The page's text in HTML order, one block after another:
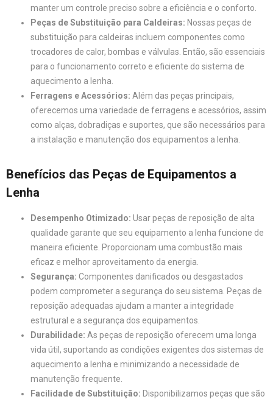
manter um controle preciso sobre a eficiência e o conforto.
Peças de Substituição para Caldeiras: Nossas peças de
substituição para caldeiras incluem componentes como
trocadores de calor, bombas e válvulas. Então, são essenciais
para o funcionamento correto e eficiente do sistema de
aquecimento a lenha.
Ferragens e Acessórios: Além das peças principais,
oferecemos uma variedade de ferragens e acessórios, assim
como alças, dobradiças e suportes, que são necessários para
a instalação e manutenção dos equipamentos a lenha.
Benefícios das Peças de Equipamentos a
Lenha
Desempenho Otimizado: Usar peças de reposição de alta
qualidade garante que seu equipamento a lenha funcione de
maneira eficiente. Proporcionam uma combustão mais
eficaz e melhor aproveitamento da energia.
Segurança: Componentes danificados ou desgastados
podem comprometer a segurança do seu sistema. Peças de
reposição adequadas ajudam a manter a integridade
estrutural e a segurança dos equipamentos.
Durabilidade: As peças de reposição oferecem uma longa
vida útil, suportando as condições exigentes dos sistemas de
aquecimento a lenha e minimizando a necessidade de
manutenção frequente.
Facilidade de Substituição: Disponibilizamos peças que são